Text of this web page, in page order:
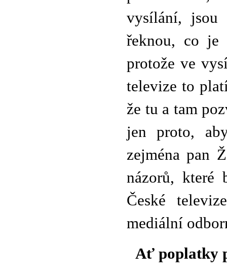
vysílání,
řeknou, co je
protože ve
televize to
že tu a tam
jen proto,
zejména pan
názorů,
České
mediální
Ať poplatky